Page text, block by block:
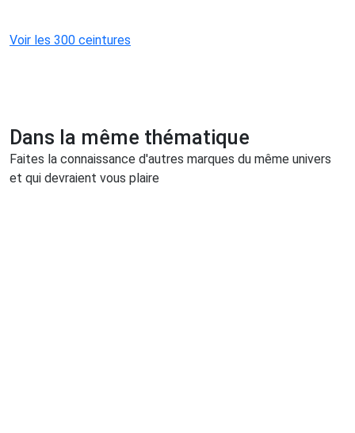
Voir les 300 ceintures
Dans la même thématique
Faites la connaissance d'autres marques du même univers
et qui devraient vous plaire